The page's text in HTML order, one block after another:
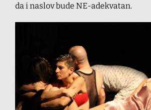
da i naslov bude NE-adekvatan.